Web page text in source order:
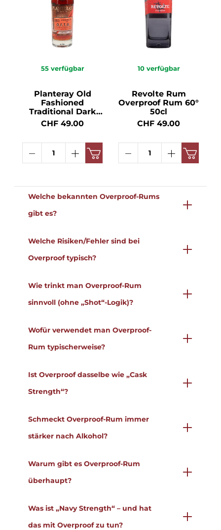
55 verfügbar
Planteray Old
Fashioned
Traditional Dark
Overproof Rum 69°
70cl
CHF 49.00
10 verfügbar
Revolte Rum
Overproof Rum 60°
50cl
CHF 49.00
Welche bekannten Overproof-Rums
gibt es?
Welche Risiken/Fehler sind bei
Overproof typisch?
Wie trinkt man Overproof-Rum
sinnvoll (ohne „Shot“-Logik)?
Wofür verwendet man Overproof-
Rum typischerweise?
Ist Overproof dasselbe wie „Cask
Strength“?
Schmeckt Overproof-Rum immer
stärker nach Alkohol?
Warum gibt es Overproof-Rum
überhaupt?
Was ist „Navy Strength“ – und hat
das mit Overproof zu tun?